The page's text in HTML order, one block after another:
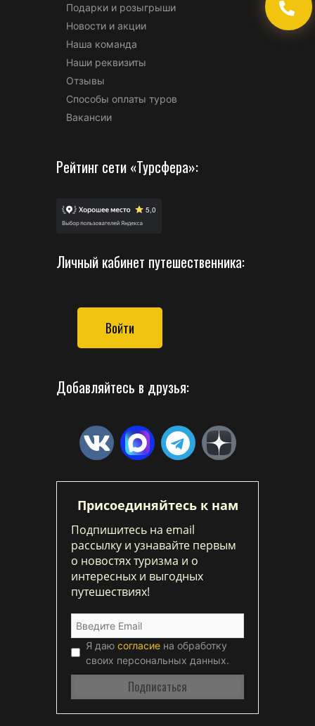
Подарки и розыгрыши
Новости и акции
Наша команда
Наши реквизиты
Отзывы
Способы оплаты туров
Вакансии
Рейтинг сети «Турсфера»:
Личный кабинет путешественника:
Войти
Добавляйтесь в друзья:
Присоединяйтесь к нам
Подпишитесь на email
рассылку и узнавайте первым
о новостях туризма и о
интересных и выгодных
путешествиях!
Я даю согласие на обработку
своих персональных данных.